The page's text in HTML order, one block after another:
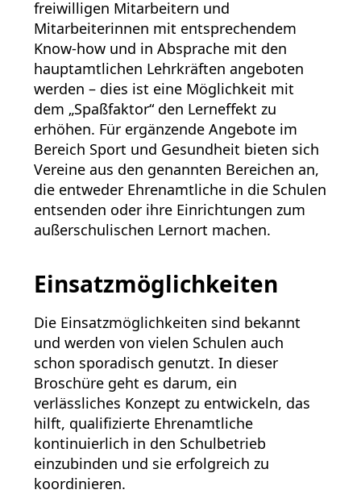
freiwilligen Mitarbeitern und
Mitarbeiterinnen mit entsprechendem
Know-how und in Absprache mit den
hauptamtlichen Lehrkräften angeboten
werden – dies ist eine Möglichkeit mit
dem „Spaßfaktor“ den Lerneffekt zu
erhöhen. Für ergänzende Angebote im
Bereich Sport und Gesundheit bieten sich
Vereine aus den genannten Bereichen an,
die entweder Ehrenamtliche in die Schulen
entsenden oder ihre Einrichtungen zum
außerschulischen Lernort machen.
Einsatzmöglichkeiten
Die Einsatzmöglichkeiten sind bekannt
und werden von vielen Schulen auch
schon sporadisch genutzt. In dieser
Broschüre geht es darum, ein
verlässliches Konzept zu entwickeln, das
hilft, qualifizierte Ehrenamtliche
kontinuierlich in den Schulbetrieb
einzubinden und sie erfolgreich zu
koordinieren.